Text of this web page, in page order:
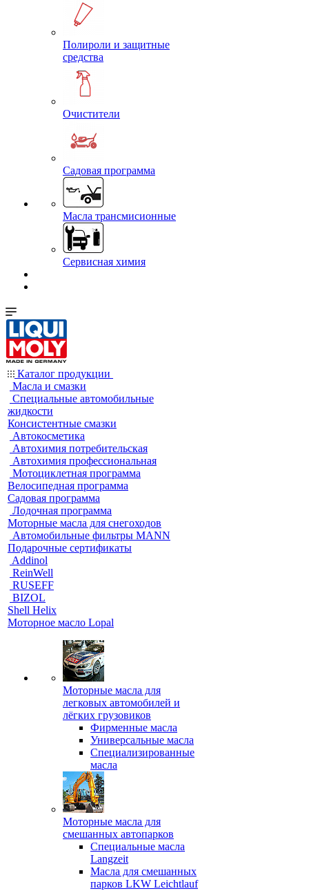
Полироли и защитные
средства
Очистители
Садовая программа
Масла трансмисионные
Сервисная химия
Каталог продукции
Масла и смазки
Специальные автомобильные
жидкости
Консистентные смазки
Автокосметика
Автохимия потребительская
Автохимия профессиональная
Мотоциклетная программа
Велосипедная программа
Садовая программа
Лодочная программа
Моторные масла для снегоходов
Автомобильные фильтры MANN
Подарочные сертификаты
Addinol
ReinWell
RUSEFF
BIZOL
Shell Helix
Моторное масло Lopal
Моторные масла для
легковых автомобилей и
лёгких грузовиков
Фирменные масла
Универсальные масла
Специализированные
масла
Моторные масла для
смешанных автопарков
Специальные масла
Langzeit
Масла для смешанных
парков LKW Leichtlauf